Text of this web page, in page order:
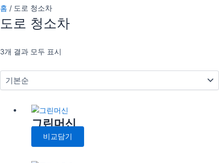
홈 / 도로 청소차
도로 청소차
3개 결과 모두 표시
그린머신
비교담기